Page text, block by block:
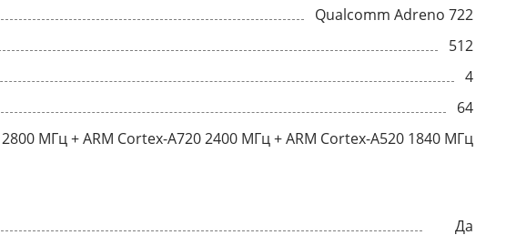
Qualcomm Adreno 722
512
4
64
МГц + ARM Cortex-A720 2400 МГц + ARM Cortex-A520 1840 МГц
Да